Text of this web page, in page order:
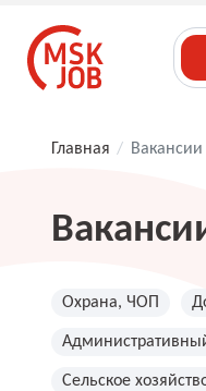
Главная / Вакансии
Охрана, ЧОП
Сельское